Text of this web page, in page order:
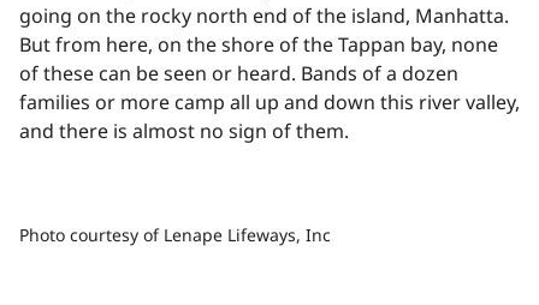
going on the rocky north end of the island, Manhatta.
But from here, on the shore of the Tappan bay, none
of these can be seen or heard. Bands of a dozen
families or more camp all up and down this river valley,
and there is almost no sign of them. ​​​​‌ ‍ ​‍​‍‌‍ ‌ ​‍‌‍‍‌‌‍‌ ‌‍‍‌‌‍ ‍​‍​‍​ ‍‍​‍​‍‌ ​ ‌‍​‌‌‍ ‍‌‍‍‌‌ ‌​‌ ‍‌​‍ ‍‌‍‍‌‌‍ ​‍​‍​‍ ​​‍​‍‌‍‍​‌ ​‍‌‍‌‌‌‍‌‍​‍​‍​ ‍‍​‍​‍‌‍‍​‌ ‌​‌ ‌​‌ ​​‌ ​ ​ ‍‍​‍ ​‍ ‌‍​ ‌‍ ‌‌ ​ ​‍ ‍‌‍ ‌‌‍​‌‌‍‍‌‌‍ ‍​‍ ‍​ ​‍​ ​​​ ​‍​ ‌​‌ ​‍‌‍‌‌‌‍‌​‌‍‌‌‌ ​ ‌‍‍‌‌‍‌ ‌‍ ‍​‍ ‍‌ ​‍‌‍‍‌‌ ‌‍‌‍‌‌‌ ​‍‌‍‍ ‌‍‌‌‌‍‌‌‌ ​​‌‍‌‌‌ ​‍​‍ ‍‌‍ ‌ ​‍‌‍‌ ​‍ ‌‍‍‌‌‍ ‍‌ ‌​‌‍‌‌‌‍ ‍‌ ‌​​‍ ‌‍‌‌‌‍‌​‌‍‍‌‌ ‌​​‍ ‌‍ ‌‌‍ ‌‍‌​‌‍‌‌​ ‌‌ ​​‌ ​‍‌‍‌‌‌ ​ ‌‍‌‌‌‍ ‍‌ ‌​‌‍​‌‌ ‌​‌‍‍‌‌‍ ‌‍ ‍​ ‍ ‌‍‍‌‌‍‌​​ ‌‌‍‍​‌‍‍‌‌ ​ ‌ ‌​‌‍ ‌ ​‍‌ ‍‌‌​ ‌‍‌‍‌‌‌​‌‍‍​‌‍‌‌‌​‍​‌ ‌‌‌‍‌​‌ ​ ‌‍ ‌‍ ‍‌‌​‍‌‍‍‌‌ ‌‍‌‍‌‌‌ ​‍​ ‍ ‌ ‌​‌ ‍‌‌ ​​‌‍‌‌​ ‌‌‍‍​‌ ‌‌‌‍‌​‌ ​ ‌‍ ‌‍ ‍‌‌ ‌ ​​‌‍​‌‌‍‌ ‌‍‌‌​ ‍ ‌ ​​‌‍​‌‌ ‌​‌‍‍​​ ‌‌‍​ ‌‍ ‌‍ ‍‌ ‌​‌‍‌‌‌‍ ‍‌ ‌​​‍‌‌​ ‌‌‌​​‍‌‌ ‌‍‍ ‌‍‌‌‌ ‍‌​‍‌‌​ ​ ‌​‌​​‍‌‌​ ​ ‌​‌​​‍‌‌​ ​‍​ ​‍​ ‌‌​ ‌‍​ ‍‌​ ‌​‌‍​ ‌‍‌‍​ ‌​‌‍​ ​ ​‍​ ‌​‌‍​‌​ ​‌​‍‌‌​ ​‍​ ​‍​‍‌‌​ ‌‌‌​‌​​‍ ‍‌‍‌​‌‍‌‌‌ ​ ‌‍​ ‌ ​‍‌‍‍‌‌ ​​‌ ‌​‌‍‍‌‌‍ ‌‍ ‍​ ‌‍​‍‌‍​‌‌ ​ ‌‍‌‌‌‌‌‌‌ ​‍‌‍ ​​ ‌‌‍‍​‌ ‌​‌ ‌​‌ ​​‌ ​ ​‍‌‌​ ​ ‌​​‌​‍‌‌​ ​‍‌​‌‍​‍‌‌​ ​‍‌​‌‍‌‍​ ‌‍ ‌‌ ​ ​‍ ‍‌‍ ‌‌‍​‌‌‍‍‌‌‍ ‍​‍ ‍​ ​‍​ ​​​ ​‍​ ‌​‌ ​‍‌‍‌‌‌‍‌​‌‍‌‌‌ ​ ‌‍‍‌‌‍‌ ‌‍ ‍​‍ ‍‌ ​‍‌‍‍‌‌ ‌‍‌‍‌‌‌ ​‍‌‍‍ ‌‍‌‌‌‍‌‌‌ ​​‌‍‌‌‌ ​‍​‍ ‍‌‍ ‌ ​‍‌‍‌ ​‍‌‍‌‍‍‌‌‍‌​​ ‌‌‍‍​‌‍‍‌‌ ​ ‌ ‌​‌‍ ‌ ​‍‌ ‍‌‌​ ‌‍‌‍‌‌‌​‌‍‍​‌‍‌‌‌​‍​‌ ‌‌‌‍‌​‌ ​ ‌‍ ‌‍ ‍‌‌​‍‌‍‍‌‌ ‌‍‌‍‌‌‌ ​‍​‍‌‍‌ ‌​‌ ‍‌‌ ​​‌‍‌‌​ ‌‌‍‍​‌ ‌‌‌‍‌​‌ ​ ‌‍ ‌‍ ‍‌‌ ‌ ​​‌‍​‌‌‍‌ ‌‍‌‌​‍‌‍‌ ​​‌‍​‌‌ ‌​‌‍‍​​ ‌‌‍​ ‌‍ ‌‍ ‍‌ ‌​‌‍‌‌‌‍ ‍‌ ‌​​‍‌‌​ ‌‌‌​​‍‌‌ ‌‍‍ ‌‍‌‌‌ ‍‌​‍‌‌​ ​ ‌​‌​​‍‌‌​ ​ ‌​‌​​‍‌‌​ ​‍​ ​‍​ ‌‌​ ‌‍​ ‍‌​ ‌​‌‍​ ‌‍‌‍​ ‌​‌‍​ ​ ​‍​ ‌​‌‍​‌​ ​‌​‍‌‌​ ​‍​ ​‍​‍‌‌​ ‌‌‌​‌​​‍ ‍‌‍‌​‌‍‌‌‌ ​ ‌‍​ ‌ ​‍‌‍‍‌‌ ​​‌ ‌​‌‍‍‌‌‍ ‌‍ ‍​‍‌‍‌ ​​‌‍‌‌‌ ​‍‌ ​ ‌ ​​‌‍‌‌‌‍​ ‌ ‌​‌‍‍‌‌ ‌‍‌‍‌‌​ ‌‌ ​​‌ ‌‌‌‍​‍‌‍ ​‌‍‍‌‌ ​ ‌‍‍​‌‍‌‌‌‍‌​​‍​‍‌ ‌
Photo courtesy of Lenape Lifeways, Inc​​​​‌ ‍ ​‍​‍‌‍ ‌ ​‍‌‍‍‌‌‍‌ ‌‍‍‌‌‍ ‍​‍​‍​ ‍‍​‍​‍‌ ​ ‌‍​‌‌‍ ‍‌‍‍‌‌ ‌​‌ ‍‌​‍ ‍‌‍‍‌‌‍ ​‍​‍​‍ ​​‍​‍‌‍‍​‌ ​‍‌‍‌‌‌‍‌‍​‍​‍​ ‍‍​‍​‍‌‍‍​‌ ‌​‌ ‌​‌ ​​‌ ​ ​ ‍‍​‍ ​‍ ‌‍​ ‌‍ ‌‌ ​ ​‍ ‍‌‍ ‌‌‍​‌‌‍‍‌‌‍ ‍​‍ ‍​ ​‍​ ​​​ ​‍​ ‌​‌ ​‍‌‍‌‌‌‍‌​‌‍‌‌‌ ​ ‌‍‍‌‌‍‌ ‌‍ ‍​‍ ‍‌ ​‍‌‍‍‌‌ ‌‍‌‍‌‌‌ ​‍‌‍‍ ‌‍‌‌‌‍‌‌‌ ​​‌‍‌‌‌ ​‍​‍ ‍‌‍ ‌ ​‍‌‍‌ ​‍ ‌‍‍‌‌‍ ‍‌ ‌​‌‍‌‌‌‍ ‍‌ ‌​​‍ ‌‍‌‌‌‍‌​‌‍‍‌‌ ‌​​‍ ‌‍ ‌‌‍ ‌‍‌​‌‍‌‌​ ‌‌ ​​‌ ​‍‌‍‌‌‌ ​ ‌‍‌‌‌‍ ‍‌ ‌​‌‍​‌‌ ‌​‌‍‍‌‌‍ ‌‍ ‍​ ‍ ‌‍‍‌‌‍‌​​ ‌‌‍‍​‌‍‍‌‌ ​ ‌ ‌​‌‍ ‌ ​‍‌ ‍‌‌​ ‌‍‌‍‌‌‌​‌‍‍​‌‍‌‌‌​‍​‌ ‌‌‌‍‌​‌ ​ ‌‍ ‌‍ ‍‌‌​‍‌‍‍‌‌ ‌‍‌‍‌‌‌ ​‍​ ‍ ‌ ‌​‌ ‍‌‌ ​​‌‍‌‌​ ‌‌‍‍​‌ ‌‌‌‍‌​‌ ​ ‌‍ ‌‍ ‍‌‌ ‌ ​​‌‍​‌‌‍‌ ‌‍‌‌​ ‍ ‌ ​​‌‍​‌‌ ‌​‌‍‍​​ ‌‌‍​ ‌‍ ‌‍ ‍‌ ‌​‌‍‌‌‌‍ ‍‌ ‌​​‍‌‌​ ‌‌‌​​‍‌‌ ‌‍‍ ‌‍‌‌‌ ‍‌​‍‌‌​ ​ ‌​‌​​‍‌‌​ ​ ‌​‌​​‍‌‌​ ​‍​ ​‍‌‍​ ‌‍​‍​ ​‌​ ‍​​ ​‌‌‍​ ​ ​‍‌‍​ ​ ‍‌​ ​ ​ ‌‌​ ‌​​‍‌‌​ ​‍​ ​‍​‍‌‌​ ‌‌‌​‌​​‍ ‍‌‍‍‌‌‍ ‌‌‍​‌‌‍‌ ‌‍‌‌​‍ ‍‌‍​ ‌‍​‌‌ ​​‌ ‌​‌‍‍‌‌‍ ‌‍ ‍​ ‌‍​‍‌‍​‌‌ ​ ‌‍‌‌‌‌‌‌‌ ​‍‌‍ ​​ ‌‌‍‍​‌ ‌​‌ ‌​‌ ​​‌ ​ ​‍‌‌​ ​ ‌​​‌​‍‌‌​ ​‍‌​‌‍​‍‌‌​ ​‍‌​‌‍‌‍​ ‌‍ ‌‌ ​ ​‍ ‍‌‍ ‌‌‍​‌‌‍‍‌‌‍ ‍​‍ ‍​ ​‍​ ​​​ ​‍​ ‌​‌ ​‍‌‍‌‌‌‍‌​‌‍‌‌‌ ​ ‌‍‍‌‌‍‌ ‌‍ ‍​‍ ‍‌ ​‍‌‍‍‌‌ ‌‍‌‍‌‌‌ ​‍‌‍‍ ‌‍‌‌‌‍‌‌‌ ​​‌‍‌‌‌ ​‍​‍ ‍‌‍ ‌ ​‍‌‍‌ ​‍‌‍‌‍‍‌‌‍‌​​ ‌‌‍‍​‌‍‍‌‌ ​ ‌ ‌​‌‍ ‌ ​‍‌ ‍‌‌​ ‌‍‌‍‌‌‌​‌‍‍​‌‍‌‌‌​‍​‌ ‌‌‌‍‌​‌ ​ ‌‍ ‌‍ ‍‌‌​‍‌‍‍‌‌ ‌‍‌‍‌‌‌ ​‍​‍‌‍‌ ‌​‌ ‍‌‌ ​​‌‍‌‌​ ‌‌‍‍​‌ ‌‌‌‍‌​‌ ​ ‌‍ ‌‍ ‍‌‌ ‌ ​​‌‍​‌‌‍‌ ‌‍‌‌​‍‌‍‌ ​​‌‍​‌‌ ‌​‌‍‍​​ ‌‌‍​ ‌‍ ‌‍ ‍‌ ‌​‌‍‌‌‌‍ ‍‌ ‌​​‍‌‌​ ‌‌‌​​‍‌‌ ‌‍‍ ‌‍‌‌‌ ‍‌​‍‌‌​ ​ ‌​‌​​‍‌‌​ ​ ‌​‌​​‍‌‌​ ​‍​ ​‍‌‍​ ‌‍​‍​ ​‌​ ‍​​ ​‌‌‍​ ​ ​‍‌‍​ ​ ‍‌​ ​ ​ ‌‌​ ‌​​‍‌‌​ ​‍​ ​‍​‍‌‌​ ‌‌‌​‌​​‍ ‍‌‍‍‌‌‍ ‌‌‍​‌‌‍‌ ‌‍‌‌​‍ ‍‌‍​ ‌‍​‌‌ ​​‌ ‌​‌‍‍‌‌‍ ‌‍ ‍​‍‌‍‌ ​​‌‍‌‌‌ ​‍‌ ​ ‌ ​​‌‍‌‌‌‍​ ‌ ‌​‌‍‍‌‌ ‌‍‌‍‌‌​ ‌‌ ​​‌ ‌‌‌‍​‍‌‍ ​‌‍‍‌‌ ​ ‌‍‍​‌‍‌‌‌‍‌​​‍​‍‌ ‌